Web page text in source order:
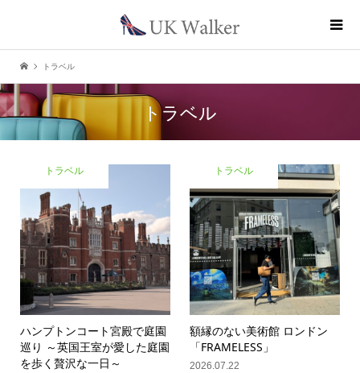
トラベル
トラベル
トラベル
ハンプトンコート宮殿で庭園
巡り ～英国王室が愛した庭園
を歩く贅沢な一日～
トラベル
額縁のない美術館 ロンドン
「FRAMELESS」
2026.07.22